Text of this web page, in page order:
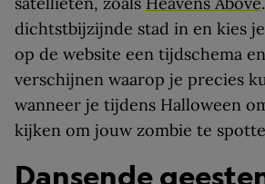
dichtstbijzijnde stad in en kies
op de website een tijdschema
verschijnen waarop je precies
wanneer je tijdens Halloween
kijken om jouw zombie te
Dansende